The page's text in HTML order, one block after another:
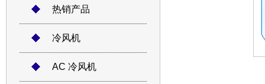
热销产品
冷风机
AC 冷风机